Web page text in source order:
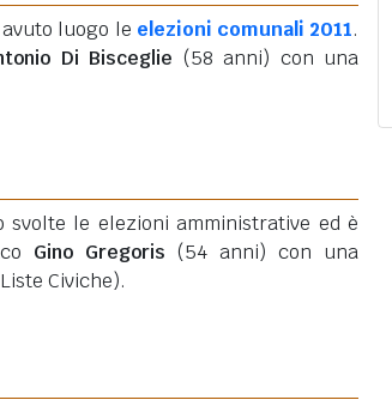
avuto luogo le elezioni comunali 2011.
Di Bisceglie (58 anni) con una
le elezioni amministrative ed è
Gino Gregoris (54 anni) con una
Civiche).